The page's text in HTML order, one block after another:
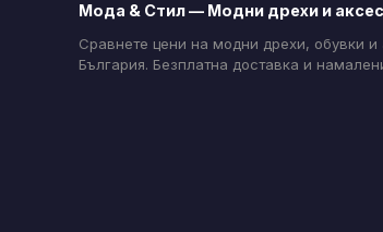
Мода & Стил — Модни дрехи и
Сравнете цени на модни дрехи, обувки
България. Безплатна доставка и